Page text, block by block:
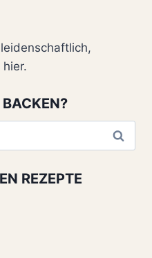
REZEPTE